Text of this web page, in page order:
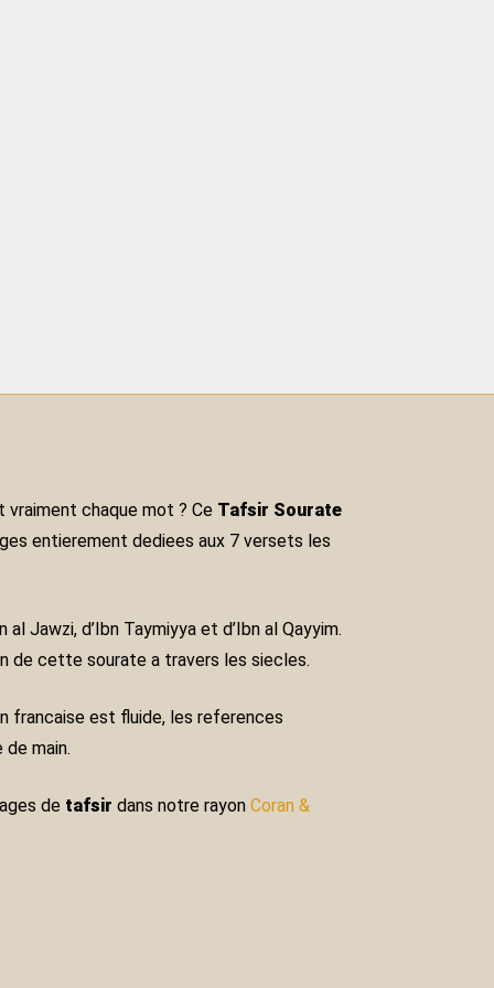
vraiment chaque mot ? Ce Tafsir Sourate
entierement dediees aux 7 versets les
al Jawzi, d’Ibn Taymiyya et d’Ibn al Qayyim.
de cette sourate a travers les siecles.
francaise est fluide, les references
de main.
de tafsir dans notre rayon Coran &